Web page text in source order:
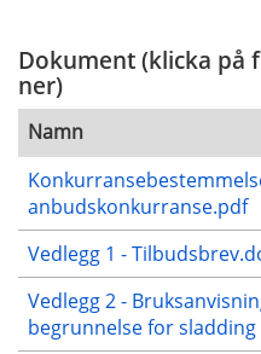
Dokument (klicka på
ner)
Namn
anbudskonkurranse.pdf
Vedlegg 1 -
Vedlegg 2 -
begrunnelse for